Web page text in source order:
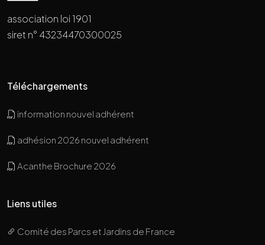
association loi 1901
siret n° 43234470300025
Téléchargements
information nouvel adhérent
adhésion 2026 nouvel adhérent
Acanthe Brochure 2026
Liens utiles
Comité des Parcs et Jardins de France